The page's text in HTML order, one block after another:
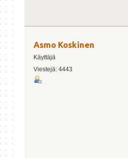
Asmo Koskinen
Käyttäjä
Viestejä: 4443